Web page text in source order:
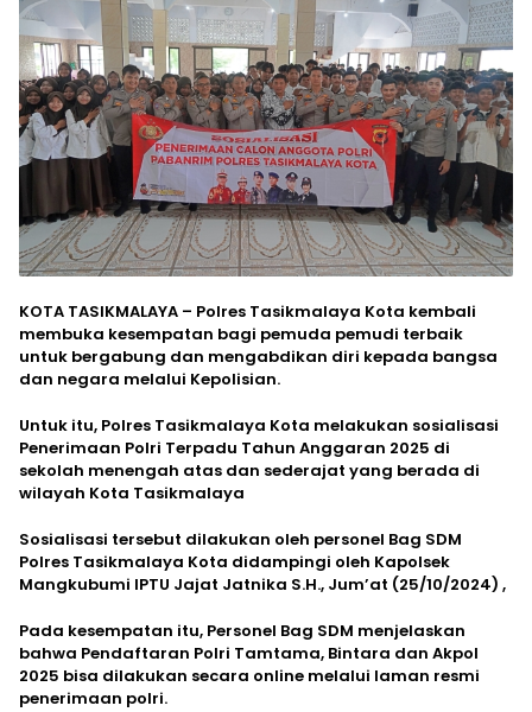
KOTA TASIKMALAYA – Polres Tasikmalaya Kota kembali
membuka kesempatan bagi pemuda pemudi terbaik
untuk bergabung dan mengabdikan diri kepada bangsa
dan negara melalui Kepolisian.
Untuk itu, Polres Tasikmalaya Kota melakukan sosialisasi
Penerimaan Polri Terpadu Tahun Anggaran 2025 di
sekolah menengah atas dan sederajat yang berada di
wilayah Kota Tasikmalaya
Sosialisasi tersebut dilakukan oleh personel Bag SDM
Polres Tasikmalaya Kota didampingi oleh Kapolsek
Mangkubumi IPTU Jajat Jatnika S.H., Jum’at (25/10/2024) ,
Pada kesempatan itu, Personel Bag SDM menjelaskan
bahwa Pendaftaran Polri Tamtama, Bintara dan Akpol
2025 bisa dilakukan secara online melalui laman resmi
penerimaan polri.